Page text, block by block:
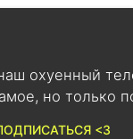
охуенный
но только
<3